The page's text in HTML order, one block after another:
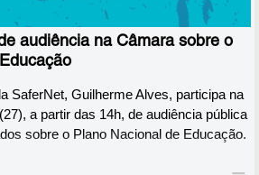
pela deputada Tabata Amaral
pública na Câmara dos Deputados
sobre contribuições para o
de Cidadania Digital, conectividade e
audiência na Câmara sobre o
SaferNet, Guilherme Alves, participa na
a partir das 14h, de audiência pública
sobre o Plano Nacional de Educação.